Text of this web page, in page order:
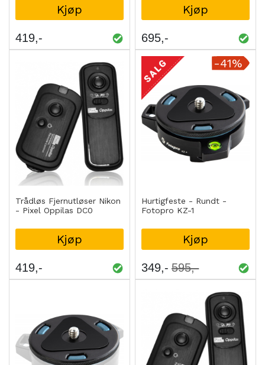
Kjøp
419
Kjøp
695
Trådløs Fjernutløser Nikon
- Pixel Oppilas DC0
Kjøp
419
-41%
Hurtigfeste - Rundt -
Fotopro KZ-1
Kjøp
349 595